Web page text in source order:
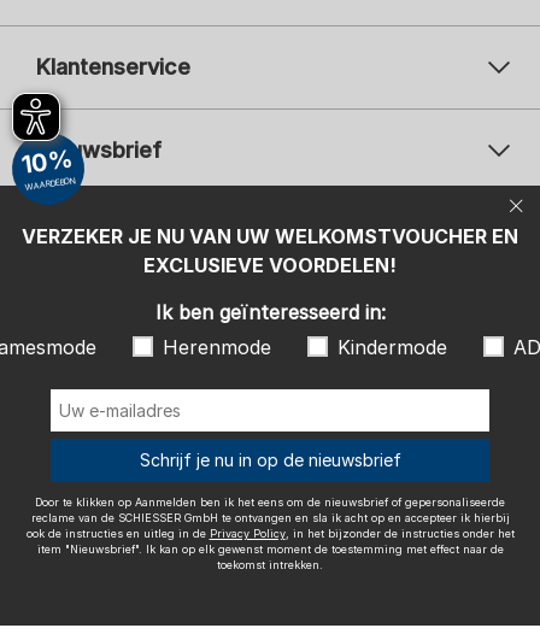
Klantenservice
Nieuwsbrief
Uw
Uw e-mailadres
Aanmelden
Herenmode
ADIDAS
Door te klikken op Aanmelden ben ik het eens om de nieuwsbrief of
gepersonaliseerde reclame van de SCHIESSER GmbH te ontvangen en
sla ik acht op en accepteer ik hierbij ook de instructies en uitleg in de
, in het bijzonder de instructies onder het item
effect naar de toekomst intrekken.
Betaalwijzen
Wij bezorgen met
VERZEKER JE NU VAN UW WELKOMSTVOUCHER EN
EXCLUSIEVE VOORDELEN!
10%
WAARDEBON
Ik ben geïnteresseerd in:
Herenmode Kindermode
Schrijf je nu in op de nieuwsbrief
Door te klikken op Aanmelden ben ik het eens om de nieuwsbrief of gepersonaliseerde
reclame van de SCHIESSER GmbH te ontvangen en sla ik acht op en accepteer ik hierbij
ook de instructies en uitleg in de Privacy Policy, in het bijzonder de instructies onder het
item "Nieuwsbrief". Ik kan op elk gewenst moment de toestemming met effect naar de
toekomst intrekken.